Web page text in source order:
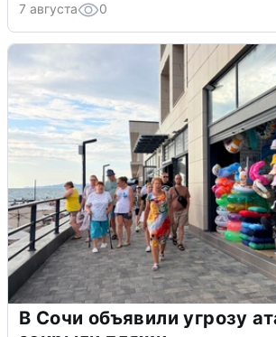
7 августа 0
В Сочи объявили угрозу